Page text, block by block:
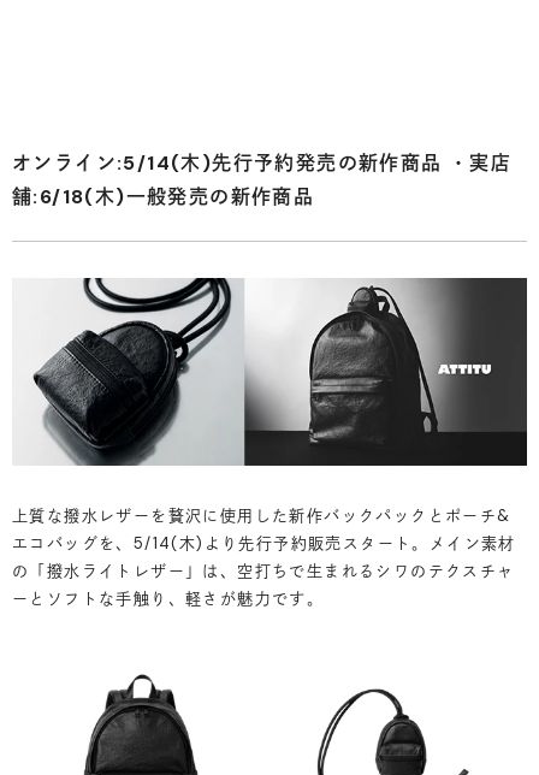
オンライン:5/14(木)先行予約発売の新作商品 ・実店
舗:6/18(木)一般発売の新作商品
上質な撥水レザーを贅沢に使用した新作バックパックとポーチ&
エコバッグを、5/14(木)より先行予約販売スタート。メイン素材
の「撥水ライトレザー」は、空打ちで生まれるシワのテクスチャ
ーとソフトな手触り、軽さが魅力です。